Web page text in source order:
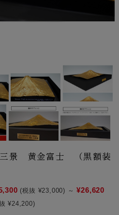
景 黄金富士 （黒額装
(税抜 ¥23,000) ～ ¥26,620
¥24,200)